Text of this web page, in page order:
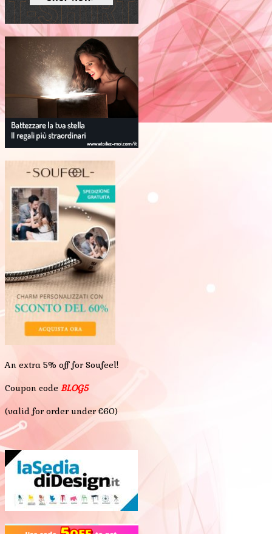
An extra 5% off for Soufeel!
Coupon code BLOG5
(valid for order under €60)